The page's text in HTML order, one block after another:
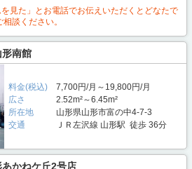
を見た」とお電話でお伝えいただくとどなたで
談ください。
南館
料金(税込)
7,700円/月～19,800円/月
広さ
2.52m²～6.45m²
所在地
山形県山形市富の中4-7-3
交通
ＪＲ左沢線 山形駅 徒歩 36分
かねケ丘2号店